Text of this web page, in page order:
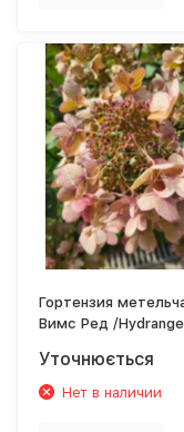
Гортензия
Вимс Ред /
Уточнюється
Нет в наличии